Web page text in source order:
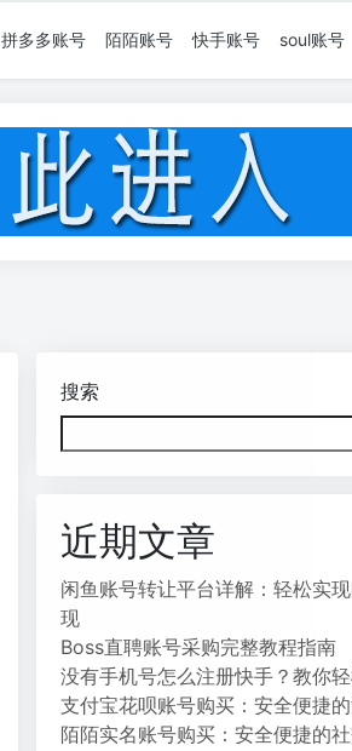
拼多多账号 陌陌账号 快手账号 soul账号
搜索
近期文章
闲鱼账号转让平台详解：轻松实
现
Boss直聘账号采购完整教程指南
没有手机号怎么注册快手？教你轻
支付宝花呗账号购买：安全便捷
陌陌实名账号购买：安全便捷的